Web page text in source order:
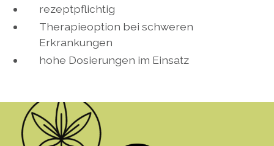
rezeptpflichtig
Therapieoption bei schweren
Erkrankungen
hohe Dosierungen im Einsatz